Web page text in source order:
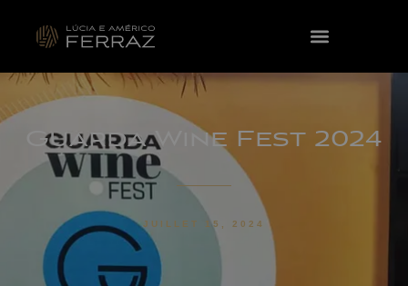
Guarda Wine Fest 2024
JUILLET 15, 2024